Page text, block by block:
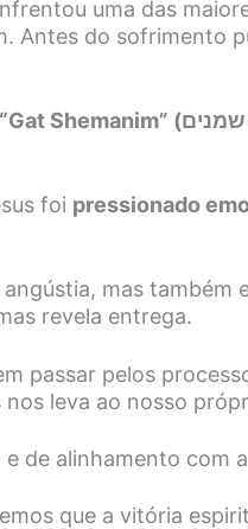
uma das
Antes do sofrimento
foi pressionado
mas também
revela entrega.
passar pelos
leva ao nosso
de alinhamento com
que a vitória